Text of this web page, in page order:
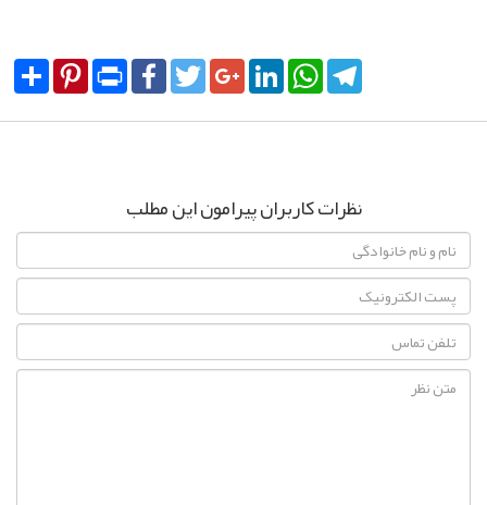
Share PinterestPrint FacebookTwitterGoogle+LinkedInWhatsApp
نظرات کاربران پیرامون این مطلب